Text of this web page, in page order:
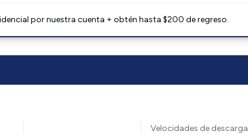
por nuestra cuenta + obtén hasta $200 de regreso.
Velocidades de descarga